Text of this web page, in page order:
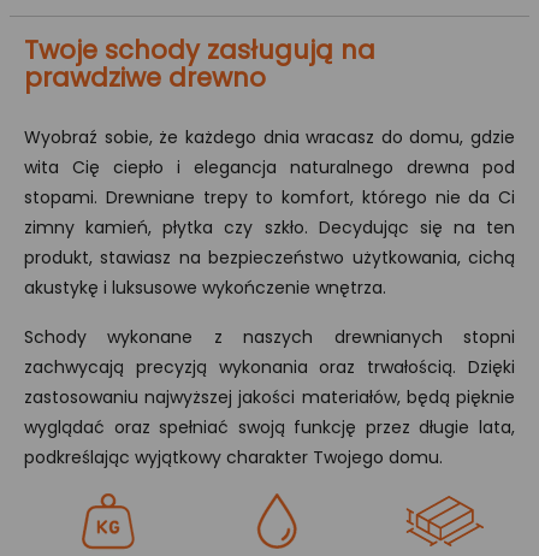
Twoje schody zasługują na
prawdziwe drewno
Wyobraź sobie, że każdego dnia wracasz do domu, gdzie
wita Cię ciepło i elegancja naturalnego drewna pod
stopami. Drewniane trepy to komfort, którego nie da Ci
zimny kamień, płytka czy szkło. Decydując się na ten
produkt, stawiasz na bezpieczeństwo użytkowania, cichą
akustykę i luksusowe wykończenie wnętrza.
Schody wykonane z naszych drewnianych stopni
zachwycają precyzją wykonania oraz trwałością. Dzięki
zastosowaniu najwyższej jakości materiałów, będą pięknie
wyglądać oraz spełniać swoją funkcję przez długie lata,
podkreślając wyjątkowy charakter Twojego domu.